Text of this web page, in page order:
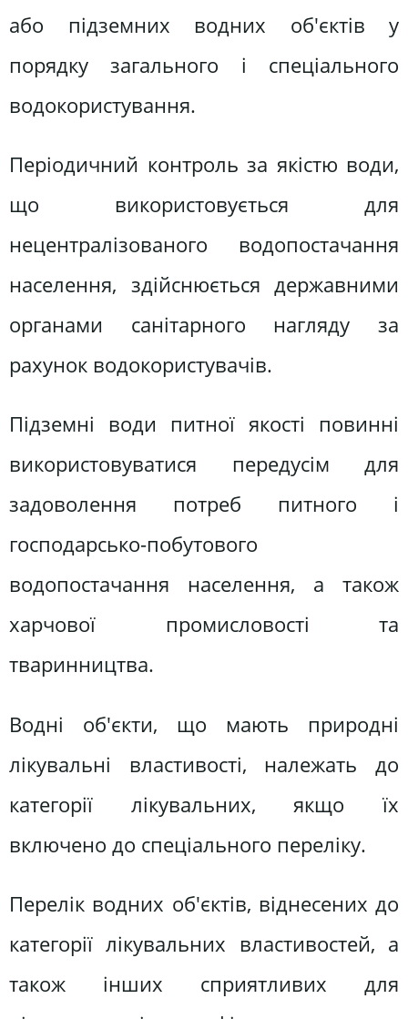
або підземних водних об'єктів у
порядку загального і спеціального
водокористування.
Періодичний контроль за якістю води,
що використовується для
нецентралізованого водопостачання
населення, здійснюється державними
органами санітарного нагляду за
рахунок водокористувачів.
Підземні води питної якості повинні
використовуватися передусім для
задоволення потреб питного і
господарсько-побутового
водопостачання населення, а також
харчової промисловості та
тваринництва.
Водні об'єкти, що мають природні
лікувальні властивості, належать до
категорії лікувальних, якщо їх
включено до спеціального переліку.
Перелік водних об'єктів, віднесених до
категорії лікувальних властивостей, а
також інших сприятливих для